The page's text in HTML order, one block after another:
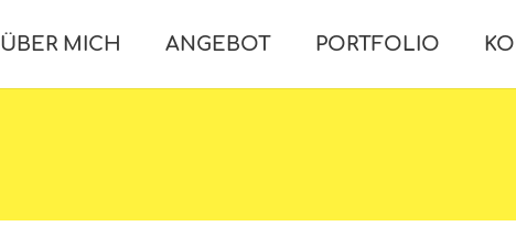
ÜBER MICH ANGEBOT PORTFOLIO